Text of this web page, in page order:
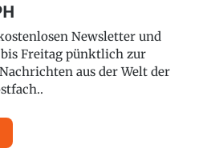
Newsletter und
Freitag pünktlich zur
aus der Welt der